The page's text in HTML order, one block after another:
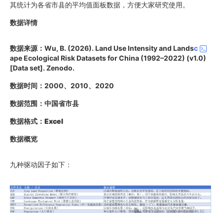
其统计为各省市县的平均值面板数据，方便大家研究使用。
数据详情
数据来源：Wu, B. (2026). Land Use Intensity and Landsc
ape Ecological Risk Datasets for China (1992–2022) (v1.0)
[Data set]. Zenodo.
数据时间：2000、2010、2020
数据范围：中国省市县
数据格式：Excel
数据概览
九种驱动因子如下：